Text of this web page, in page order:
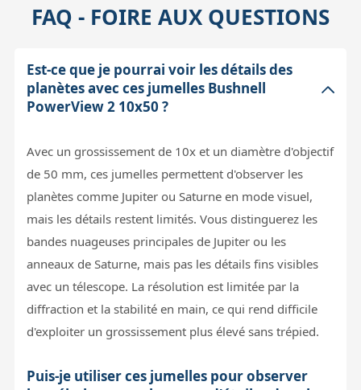
FAQ - FOIRE AUX QUESTIONS
Est-ce que je pourrai voir les détails des
planètes avec ces jumelles Bushnell
PowerView 2 10x50 ?
Avec un grossissement de 10x et un diamètre d'objectif
de 50 mm, ces jumelles permettent d'observer les
planètes comme Jupiter ou Saturne en mode visuel,
mais les détails restent limités. Vous distinguerez les
bandes nuageuses principales de Jupiter ou les
anneaux de Saturne, mais pas les détails fins visibles
avec un télescope. La résolution est limitée par la
diffraction et la stabilité en main, ce qui rend difficile
d'exploiter un grossissement plus élevé sans trépied.
Puis-je utiliser ces jumelles pour observer